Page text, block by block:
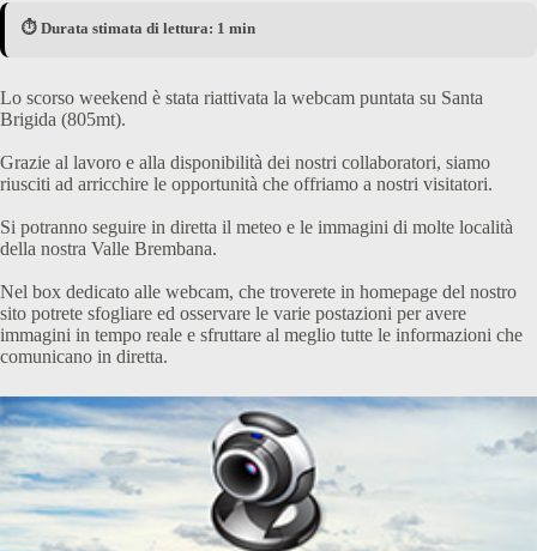
⏱️ Durata stimata di lettura: 1 min
Lo scorso weekend è stata riattivata la webcam puntata su Santa
Brigida (805mt).
Grazie al lavoro e alla disponibilità dei nostri collaboratori, siamo
riusciti ad arricchire le opportunità che offriamo a nostri visitatori.
Si potranno seguire in diretta il meteo e le immagini di molte località
della nostra Valle Brembana.
Nel box dedicato alle webcam, che troverete in homepage del nostro
sito potrete sfogliare ed osservare le varie postazioni per avere
immagini in tempo reale e sfruttare al meglio tutte le informazioni che
comunicano in diretta.